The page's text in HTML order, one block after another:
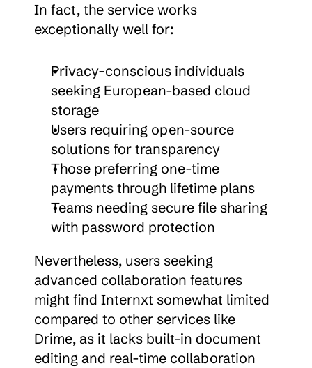
In fact, the service works
exceptionally well for:
Privacy-conscious individuals
seeking European-based cloud
storage
Users requiring open-source
solutions for transparency
Those preferring one-time
payments through lifetime plans
Teams needing secure file sharing
with password protection
Nevertheless, users seeking
advanced collaboration features
might find Internxt somewhat limited
compared to other services like
Drime, as it lacks built-in document
editing and real-time collaboration